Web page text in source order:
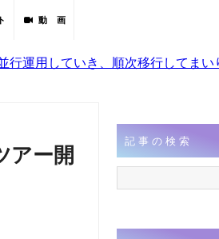
動 画
運用していき、順次移行してまい
アー開
記事の検索